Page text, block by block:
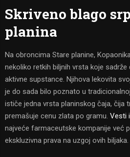
Skriveno blago
planina
Na obroncima Stare planine,
nekoliko retkih biljnih vrsta koje
aktivne supstance. Njihova lekovita
je do sada bilo poznato u
ističe jedna vrsta planinskog čaja, čija
premašuje cenu zlata po gramu. Vesti
najveće farmaceutske kompanije već
ekskluzivna prava na uzgoj ovih biljaka.